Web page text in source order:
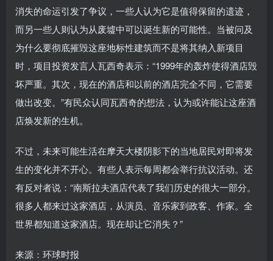
消失的命运引发了争议，一些人认为它是值得保留的遗迹，
而另一些人则认为从废墟中可以诞生新的可能性。当被问及
为什么要彻底摧毁这座地标性建筑而不是将其纳入新项目
时，项目投资发言人瓦西奇表示：“1999年的轰炸使得酒店毁
坏严重。其次，现在的酒店和以前的酒店完全不同，它需要
做出改变。”有民众认同瓦西奇的想法，认为或许能让这座酒
店焕发新的生机。
不过，未来可能生活在摩天大楼阴影下的当地居民对即将发
生的变化并不开心。有些人表示每周都会举行抗议活动。还
有反对者说：“南斯拉夫酒店代表了我们历史的很大一部分。
很多人都来过这家酒店，从演员、音乐家到政客、作家。全
世界都知道这家酒店。现在却让它消失？”
来源：环球时报